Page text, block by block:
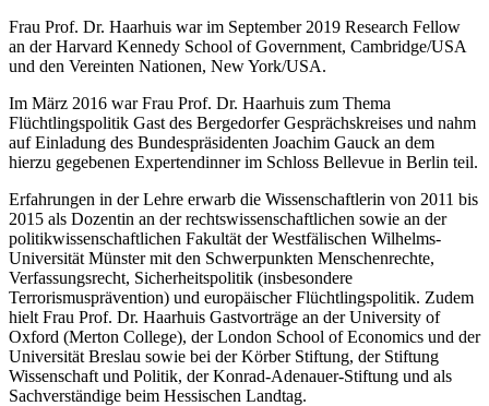
Frau Prof. Dr. Haarhuis war im September 2019 Research Fellow
an der Harvard Kennedy School of Government, Cambridge/USA
und den Vereinten Nationen, New York/USA.
Im März 2016 war Frau Prof. Dr. Haarhuis zum Thema
Flüchtlingspolitik Gast des Bergedorfer Gesprächskreises und nahm
auf Einladung des Bundespräsidenten Joachim Gauck an dem
hierzu gegebenen Expertendinner im Schloss Bellevue in Berlin teil.
Erfahrungen in der Lehre erwarb die Wissenschaftlerin von 2011 bis
2015 als Dozentin an der rechtswissenschaftlichen sowie an der
politikwissenschaftlichen Fakultät der Westfälischen Wilhelms-
Universität Münster mit den Schwerpunkten Menschenrechte,
Verfassungsrecht, Sicherheitspolitik (insbesondere
Terrorismusprävention) und europäischer Flüchtlingspolitik. Zudem
hielt Frau Prof. Dr. Haarhuis Gastvorträge an der University of
Oxford (Merton College), der London School of Economics und der
Universität Breslau sowie bei der Körber Stiftung, der Stiftung
Wissenschaft und Politik, der Konrad-Adenauer-Stiftung und als
Sachverständige beim Hessischen Landtag.